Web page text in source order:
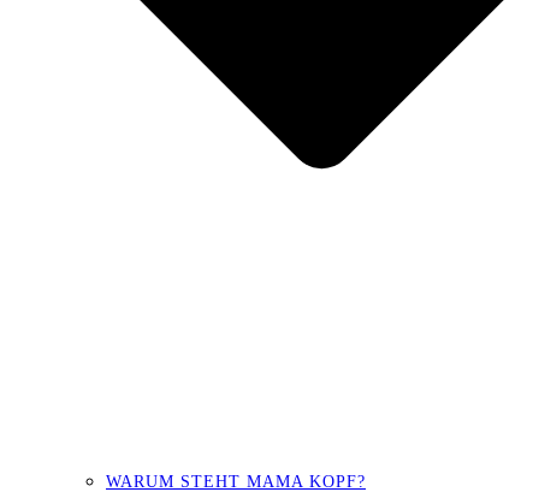
WARUM STEHT MAMA KOPF?